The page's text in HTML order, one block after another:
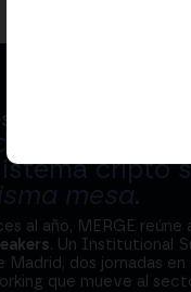
MERGE
bancos,
cripto
mesa.
al año, MERGE reúne
. Un Institutional
Madrid, dos jornadas
que mueve al